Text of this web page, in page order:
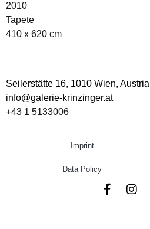
2010
Tapete
410 x 620 cm
Seilerstätte 16, 1010 Wien, Austria
info@galerie-krinzinger.at
+43 1 5133006
Imprint
Data Policy